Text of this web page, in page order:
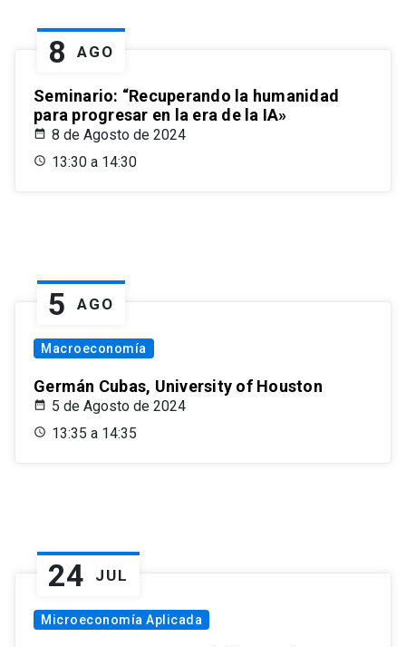
8 AGO
Seminario: “Recuperando la humanidad
para progresar en la era de la IA»
8 de Agosto de 2024
13:30 a 14:30
5 AGO
Macroeconomía
Germán Cubas, University of Houston
5 de Agosto de 2024
13:35 a 14:35
24 JUL
Microeconomía Aplicada